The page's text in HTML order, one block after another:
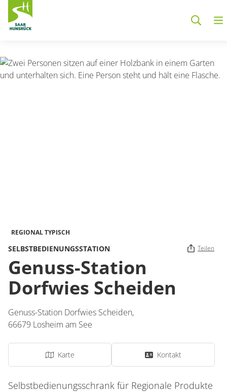
REGIONAL TYPISCH
SELBSTBEDIENUNGSSTATION Teilen
Genuss-Station
Dorfwies Scheiden
Genuss-Station Dorfwies Scheiden,
66679 Losheim am See
Karte Kontakt
Selbstbedienungsschrank für Regionale Produkte